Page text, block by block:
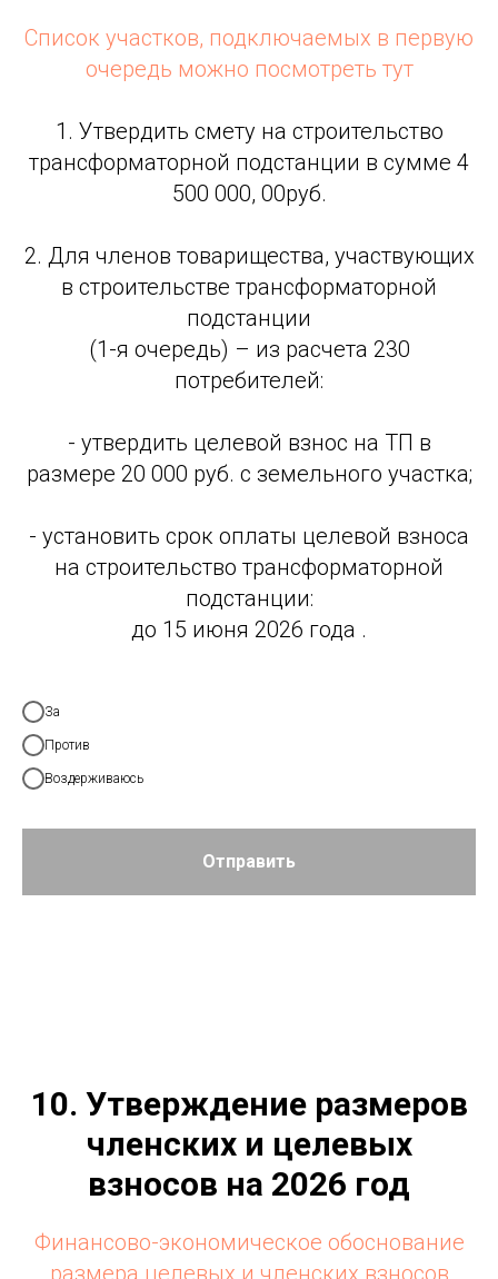
Список участков, подключаемых в первую
очередь можно посмотреть тут
1. Утвердить смету на строительство
трансформаторной подстанции в сумме 4
500 000, 00руб.
2. Для членов товарищества, участвующих
в строительстве трансформаторной
подстанции
(1-я очередь) – из расчета 230
потребителей:
- утвердить целевой взнос на ТП в
размере 20 000 руб. с земельного участка;
- установить срок оплаты целевой взноса
на строительство трансформаторной
подстанции:
до 15 июня 2026 года .
За
Против
Воздерживаюсь
Отправить
10. Утверждение размеров
членских и целевых
взносов на 2026 год
Финансово-экономическое обоснование
размера целевых и членских взносов